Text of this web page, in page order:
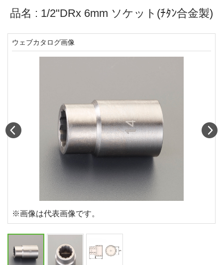
品名 : 1/2"DRx 6mm ソケット(ﾁﾀﾝ合金製)
ウェブカタログ画像
※画像は代表画像です。